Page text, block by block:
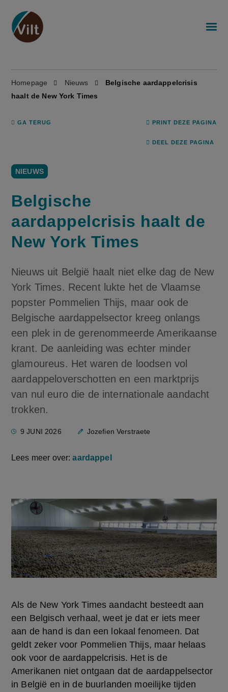
Homepage Nieuws
Belgische aardappelcrisis
haalt de New York Times
GA TERUG PRINT DEZE PAGINA
DEEL DEZE PAGINA
NIEUWS
Belgische
aardappelcrisis haalt de
New York Times
Nieuws uit België haalt niet elke dag de New
York Times. Recent lukte het de Vlaamse
popster Pommelien Thijs, maar ook de
Belgische aardappelsector kreeg onlangs
een plek in de gerenommeerde Amerikaanse
krant. De aanleiding was echter minder
glamoureus. Het waren de loodsen vol
aardappeloverschotten en een marktprijs
van nul euro die de internationale aandacht
trokken.
9 JUNI 2026 Jozefien Verstraete
Lees meer over:aardappel
Als de New York Times aandacht besteedt aan
een Belgisch verhaal, weet je dat er iets meer
aan de hand is dan een lokaal fenomeen. Dat
geldt zeker voor Pommelien Thijs, maar helaas
ook voor de aardappelcrisis. Het is de
Amerikanen niet ontgaan dat de aardappelsector
in België en in de buurlanden moeilijke tijden